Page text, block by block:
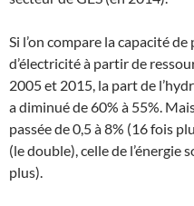
Si l’on compare la capacité
d’électricité à partir de
2005 et 2015, la part de
a diminué de 60% à 55%.
passée de 0,5 à 8% (16 fois
(le double), celle de l’énergie
plus).